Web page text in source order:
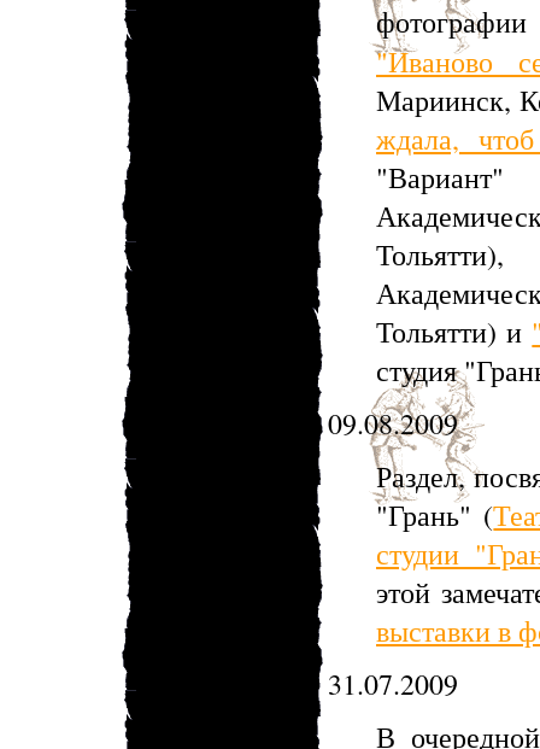
"Иваново
Мариинск,
ждала,
Тольятти) и
студия
09.08.2009
Раздел,
"Грань" (
студии
этой
выставки в
31.07.2009
В